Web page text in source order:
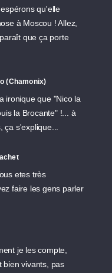
qu'elle
à Moscou ! Allez,
que ça porte
(Chamonix)
ironique que "Nico la
la Brocante" !... à
s'explique...
etes très
faire les gens parler
je les compte,
bien vivants, pas